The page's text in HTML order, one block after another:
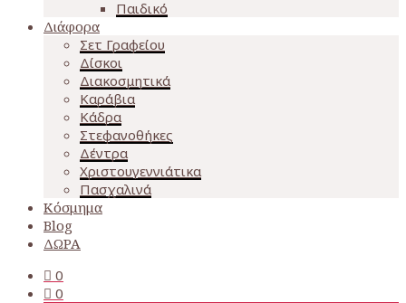
Παιδικό
Διάφορα
Σετ Γραφείου
Δίσκοι
Διακοσμητικά
Καράβια
Κάδρα
Στεφανοθήκες
Δέντρα
Χριστουγεννιάτικα
Πασχαλινά
Κόσμημα
Blog
ΔΩΡΑ
0
0